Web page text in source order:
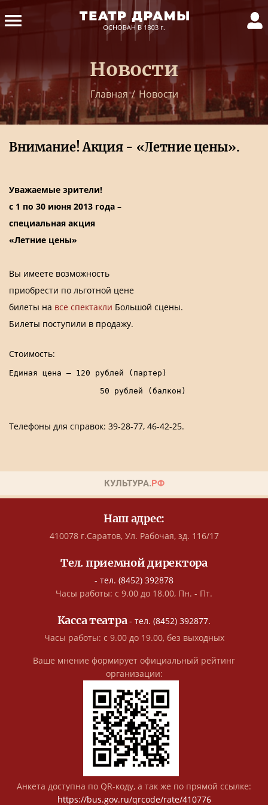
Новости
Главная / Новости
Внимание! Акция - «Летние цены».
Уважаемые зрители!
с 1 по 30 июня 2013 года –
специальная акция
«Летние цены»
Вы имеете возможность
приобрести по льготной цене
билеты на все спектакли Большой сцены.
Билеты поступили в продажу.
Стоимость:
Единая цена – 120 рублей (партер)
                   50 рублей (балкон)
Телефоны для справок: 39-28-77, 46-42-25.
Наш адрес:
410078 г.Саратов, Ул. Рабочая, зд. 116/17
Тел. приемной директора
- тел. (8452) 392878
Часы работы: с 9.00 до 18.00, Пн. - Пт.
Касса театра- тел. (8452) 392877.
Часы работы: с 9.00 до 19.00, без выходных
Ваше мнение формирует официальный рейтинг
организации:
Анкета доступна по QR-коду, а так же по прямой ссылке:
https://bus.gov.ru/qrcode/rate/410776